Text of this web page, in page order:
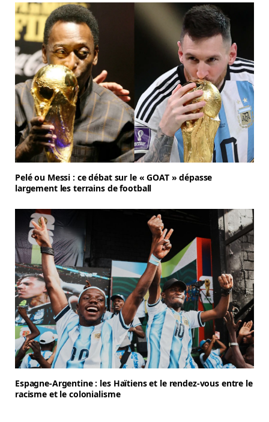
Pelé ou Messi : ce débat sur le « GOAT » dépasse
largement les terrains de football
Espagne-Argentine : les Haïtiens et le rendez-vous entre le
racisme et le colonialisme